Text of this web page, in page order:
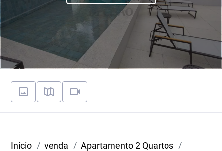
Início venda
Apartamento 2 Quartos